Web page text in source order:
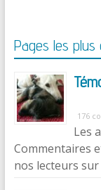
Pages les plus
176
Les
Commentaires
nos lecteurs